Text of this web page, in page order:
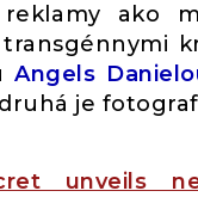
reklamy ako
Angels
je
unveils